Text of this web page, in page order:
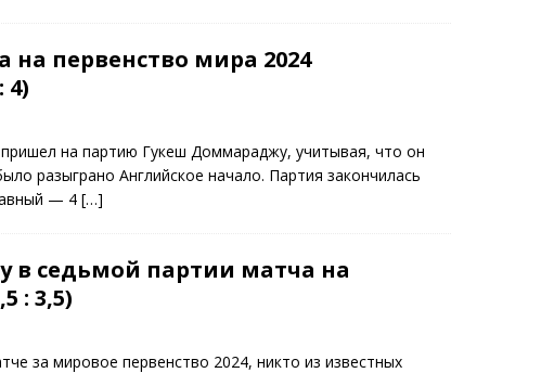
первенство мира 2024
4)
пришел на партию Гукеш Доммараджу, учитывая, что он
разыграно Английское начало. Партия закончилась
— 4 […]
в седьмой партии матча на
: 3,5)
за мировое первенство 2024, никто из известных